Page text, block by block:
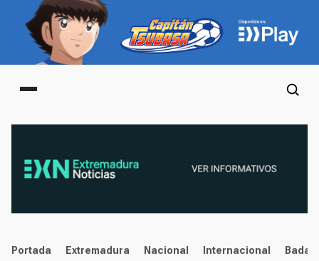
Main menu
noticias
Portada Extremadura Nacional Internacional